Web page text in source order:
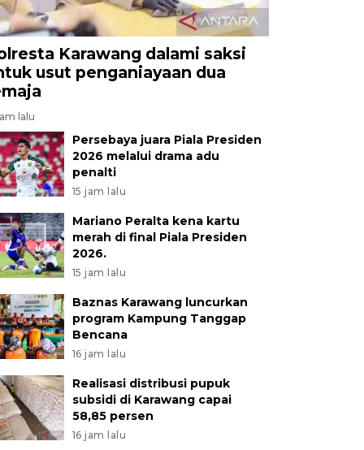
Karawang dalami saksi
usut penganiayaan dua
lalu
Persebaya juara Piala Presiden
2026 melalui drama adu
penalti
15 jam lalu
Mariano Peralta kena kartu
merah di final Piala Presiden
2026.
15 jam lalu
Baznas Karawang luncurkan
program Kampung Tanggap
Bencana
16 jam lalu
Realisasi distribusi pupuk
subsidi di Karawang capai
58,85 persen
16 jam lalu